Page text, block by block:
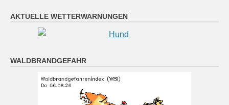
Das Regionalwetter für Niederbayern: Vereinzelt
Auflockerungen. Tiefstwerte 15 bis 18 Grad.
AKTUELLE WETTERWARNUNGEN
WALDBRANDGEFAHR